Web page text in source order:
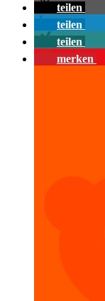
teilen
teilen
teilen
merken